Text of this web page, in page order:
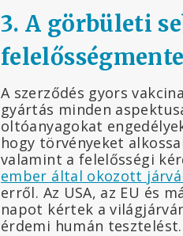
3. A görbületi
A szerződés gyors
gyártás minden
oltóanyagokat
hogy törvényeket
valamint a felelősségi
ember által okozott
erről. Az USA, az EU és
napot kértek a
érdemi humán tesztelést.